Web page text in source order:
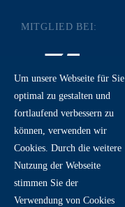
MITGLIED BEI:
RECHTLICHES:
IMPRESSUM
Um unsere Webseite für Sie
optimal zu gestalten und
fortlaufend verbessern zu
können, verwenden wir
Cookies. Durch die weitere
Nutzung der Webseite
stimmen Sie der
Verwendung von Cookies